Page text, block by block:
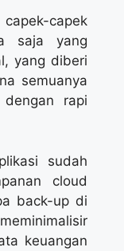
capek
saja yang
yang diberi
semuanya
rapi
sudah
cloud
back-up di
keuangan